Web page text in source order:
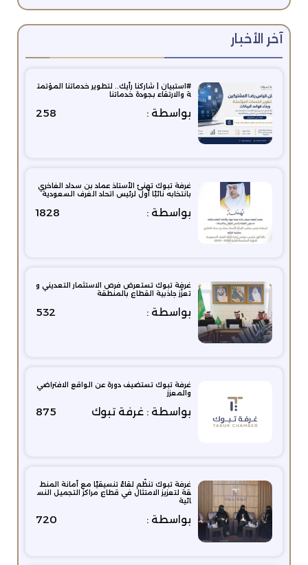
آخر الأخبار
#استبيان | شاركنا رأيك.. لتطوير خدماتنا المؤتمت
ة والارتقاء بجودة خدماتنا
بواسطة : 258
غرفة تبوك تهنئ الأستاذ عماد بن سداد الفاخري
بانتخابه نائبًا أول لرئيس اتحاد الغرف السعودية
بواسطة : 1828
غرفة تبوك تستعرض فرص الاستثمار التعديني و
تعزّز جاذبية القطاع بالمنطقة
بواسطة : 532
غرفة تبوك تستضيف دورة عن الواقع الافتراضي
والمعزز
بواسطة : غرفة تبوك 875
غرفة تبوك تنظّم لقاءً تنسيقيًا مع أمانة المنط
قة لتعزيز الامتثال في قطاع مراكز التجميل النس
ائية
بواسطة : 720